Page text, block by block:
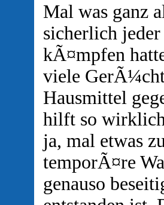
Mal was ganz
sicherlich
kÃ¤mpfen
viele
Hausmittel
hilft so
ja, mal etwas
temporÃ¤re
genauso